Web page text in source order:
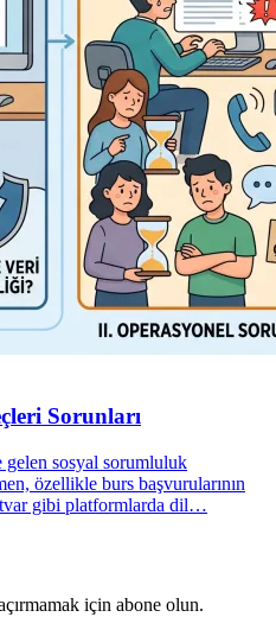
Sorunları
sosyal sorumluluk
özellikle burs başvurularının
gibi platformlarda dil…
için abone olun.